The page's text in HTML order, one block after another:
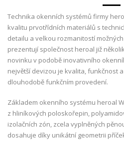
Technika okenních systémů firmy
kvalitu prvotřídních materiálů s
detailu a velkou rozmanitostí
prezentují společnost heroal již
novinku v podobě inovativního
největší devizou je kvalita, funkčnost
dlouhodobě funkčním provedení.
Základem okenního systému heroal
z hliníkových poloskořepin,
izolačních zón, zcela vyplněných
dosahuje díky unikátní geometrii